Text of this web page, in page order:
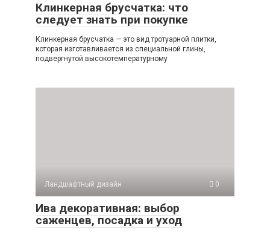
Клинкерная брусчатка: что
следует знать при покупке
Клинкерная брусчатка — это вид тротуарной плитки,
которая изготавливается из специальной глины,
подвергнутой высокотемпературному
Ландшафтный дизайн 0
Ива декоративная: выбор
саженцев, посадка и уход